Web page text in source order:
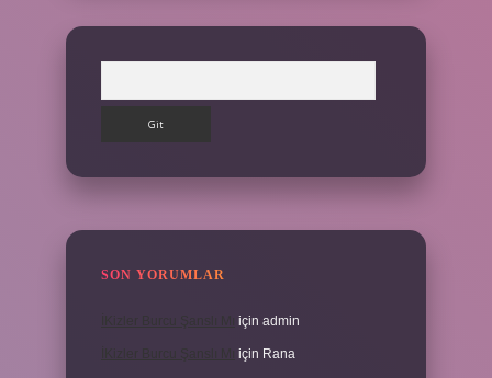
SON YORUMLAR
için admin
için Rana